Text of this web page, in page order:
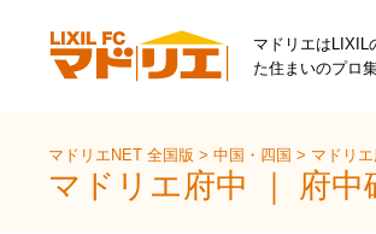
マドリエはLIXIL
た住まいのプロ
マドリエNET 全国版>中国・四国> マドリ
マドリエ府中 ｜ 府